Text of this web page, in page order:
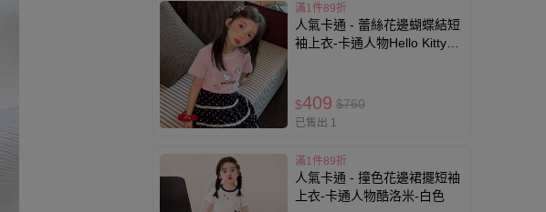
滿1件89折
人氣卡通 - 蕾絲花邊蝴蝶結短
袖上衣-卡通人物Hello Kitty-
$409 $760
已售出 1
滿1件89折
人氣卡通 - 撞色花邊裙擺短袖
上衣-卡通人物酷洛米-白色